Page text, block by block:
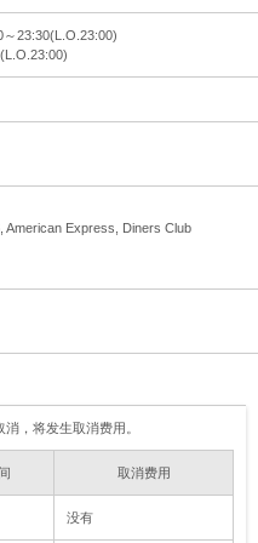
23:30(L.O.23:00)
American Express, Diners Club
，将发生取消费用。
取消费用
没有